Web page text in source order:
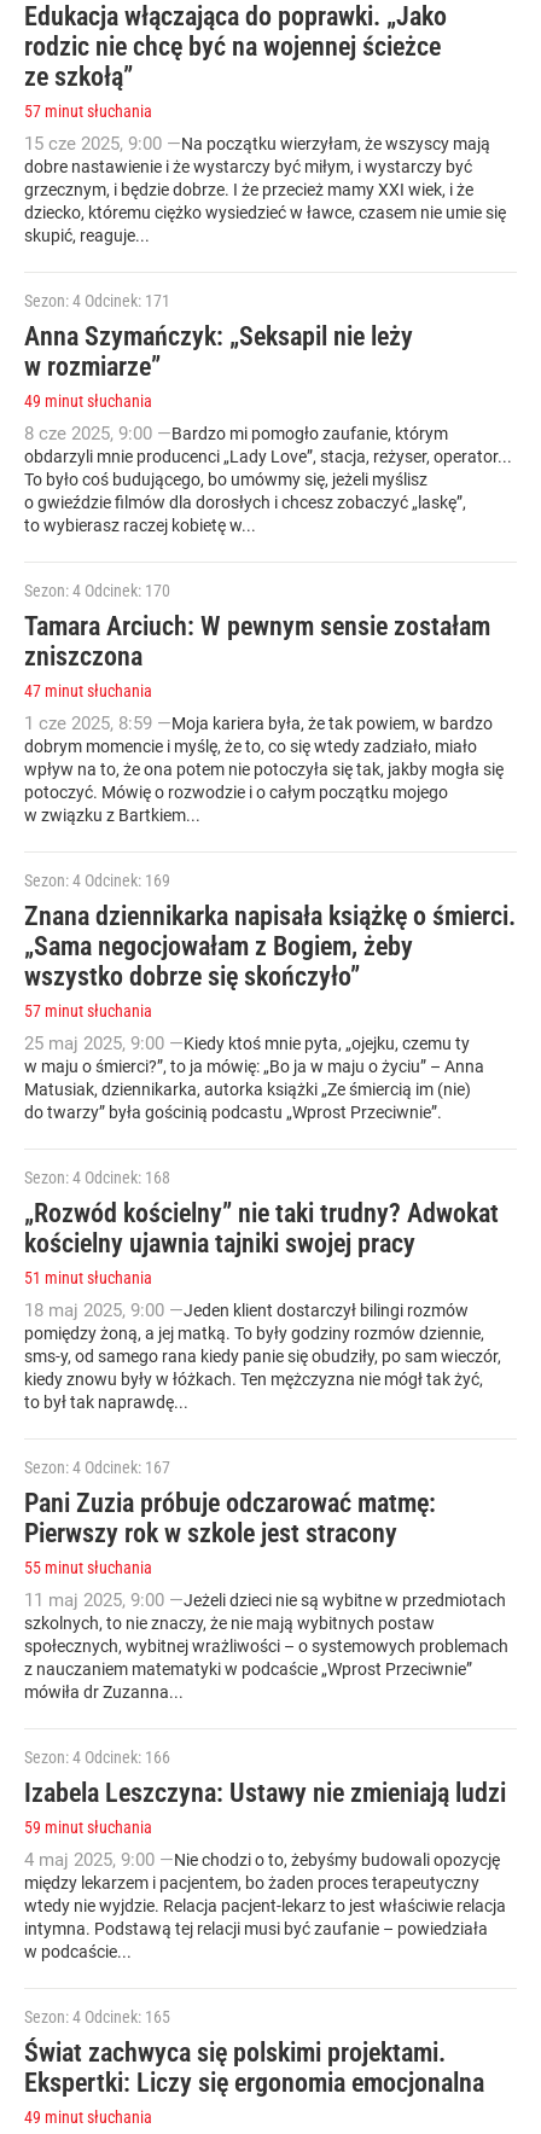
Edukacja włączająca do poprawki. „Jako
rodzic nie chcę być na wojennej ścieżce
ze szkołą”
57 minut słuchania
15 cze 2025, 9:00 —Na początku wierzyłam, że wszyscy mają
dobre nastawienie i że wystarczy być miłym, i wystarczy być
grzecznym, i będzie dobrze. I że przecież mamy XXI wiek, i że
dziecko, któremu ciężko wysiedzieć w ławce, czasem nie umie się
skupić, reaguje...
Sezon: 4 Odcinek: 171
Anna Szymańczyk: „Seksapil nie leży
w rozmiarze”
49 minut słuchania
8 cze 2025, 9:00 —Bardzo mi pomogło zaufanie, którym
obdarzyli mnie producenci „Lady Love”, stacja, reżyser, operator...
To było coś budującego, bo umówmy się, jeżeli myślisz
o gwieździe filmów dla dorosłych i chcesz zobaczyć „laskę”,
to wybierasz raczej kobietę w...
Sezon: 4 Odcinek: 170
Tamara Arciuch: W pewnym sensie zostałam
zniszczona
47 minut słuchania
1 cze 2025, 8:59 —Moja kariera była, że tak powiem, w bardzo
dobrym momencie i myślę, że to, co się wtedy zadziało, miało
wpływ na to, że ona potem nie potoczyła się tak, jakby mogła się
potoczyć. Mówię o rozwodzie i o całym początku mojego
w związku z Bartkiem...
Sezon: 4 Odcinek: 169
Znana dziennikarka napisała książkę o śmierci.
„Sama negocjowałam z Bogiem, żeby
wszystko dobrze się skończyło”
57 minut słuchania
25 maj 2025, 9:00 —Kiedy ktoś mnie pyta, „ojejku, czemu ty
w maju o śmierci?”, to ja mówię: „Bo ja w maju o życiu” – Anna
Matusiak, dziennikarka, autorka książki „Ze śmiercią im (nie)
do twarzy” była gościnią podcastu „Wprost Przeciwnie”.
Sezon: 4 Odcinek: 168
„Rozwód kościelny” nie taki trudny? Adwokat
kościelny ujawnia tajniki swojej pracy
51 minut słuchania
18 maj 2025, 9:00 —Jeden klient dostarczył bilingi rozmów
pomiędzy żoną, a jej matką. To były godziny rozmów dziennie,
sms-y, od samego rana kiedy panie się obudziły, po sam wieczór,
kiedy znowu były w łóżkach. Ten mężczyzna nie mógł tak żyć,
to był tak naprawdę...
Sezon: 4 Odcinek: 167
Pani Zuzia próbuje odczarować matmę:
Pierwszy rok w szkole jest stracony
55 minut słuchania
11 maj 2025, 9:00 —Jeżeli dzieci nie są wybitne w przedmiotach
szkolnych, to nie znaczy, że nie mają wybitnych postaw
społecznych, wybitnej wrażliwości – o systemowych problemach
z nauczaniem matematyki w podcaście „Wprost Przeciwnie”
mówiła dr Zuzanna...
Sezon: 4 Odcinek: 166
Izabela Leszczyna: Ustawy nie zmieniają ludzi
59 minut słuchania
4 maj 2025, 9:00 —Nie chodzi o to, żebyśmy budowali opozycję
między lekarzem i pacjentem, bo żaden proces terapeutyczny
wtedy nie wyjdzie. Relacja pacjent-lekarz to jest właściwie relacja
intymna. Podstawą tej relacji musi być zaufanie – powiedziała
w podcaście...
Sezon: 4 Odcinek: 165
Świat zachwyca się polskimi projektami.
Ekspertki: Liczy się ergonomia emocjonalna
49 minut słuchania